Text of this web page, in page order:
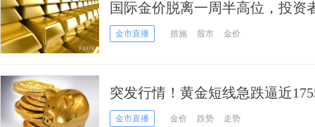
国际金价脱离一周半高位，投资
金市直播 措施 股市 金价
突发行情！黄金短线急跌逼近
若失守该位 金价恐再跌20美元
金市直播 金价 跌势 走势